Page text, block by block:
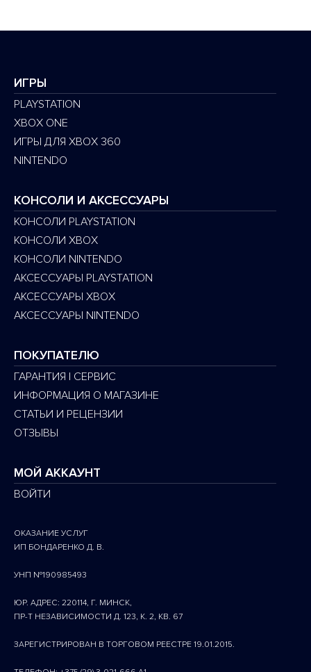
ИГРЫ
PLAYSTATION
XBOX ONE
ИГРЫ ДЛЯ XBOX 360
NINTENDO
КОНСОЛИ И АКСЕССУАРЫ
КОНСОЛИ PLAYSTATION
КОНСОЛИ XBOX
КОНСОЛИ NINTENDO
АКСЕССУАРЫ PLAYSTATION
АКСЕССУАРЫ XBOX
АКСЕССУАРЫ NINTENDO
ПОКУПАТЕЛЮ
ГАРАНТИЯ | СЕРВИС
ИНФОРМАЦИЯ О МАГАЗИНЕ
СТАТЬИ И РЕЦЕНЗИИ
ОТЗЫВЫ
МОЙ АККАУНТ
ВОЙТИ
ОКАЗАНИЕ УСЛУГ
ИП БОНДАРЕНКО Д. В.
УНП №190985493
ЮР. АДРЕС: 220114, Г. МИНСК,
ПР-Т НЕЗАВИСИМОСТИ Д. 123, К. 2, КВ. 67
ЗАРЕГИСТРИРОВАН В ТОРГОВОМ РЕЕСТРЕ 19.01.2015.